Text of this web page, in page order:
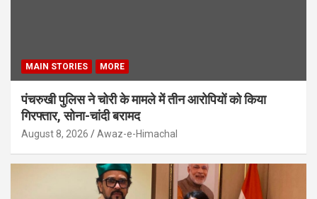
MAIN STORIES MORE
पंचरुखी पुलिस ने चोरी के मामले में तीन आरोपियों को किया
गिरफ्तार, सोना-चांदी बरामद
August 8, 2026 Awaz-e-Himachal